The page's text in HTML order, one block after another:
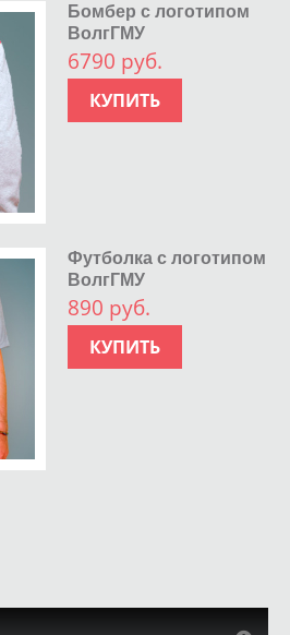
Бомбер с логотипом
ВолгГМУ
6790 руб.
КУПИТЬ
Футболка с логотипом
ВолгГМУ
890 руб.
КУПИТЬ